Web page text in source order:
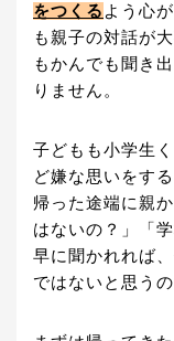
をつくる よう心
も親子の対話が
もかんでも聞き
りません。
子どもも小学生
ど嫌な思いをす
帰った途端に親
はないの？」「
早に聞かれれば
ではないと思うの